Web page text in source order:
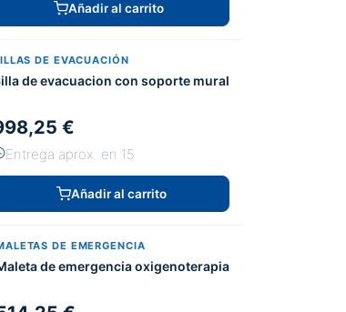
Añadir al carrito
DE EVACUACIÓN
de evacuacion con soporte mural
€
Entrega aprox. en 15
Añadir al carrito
DE EMERGENCIA
de emergencia oxigenoterapia